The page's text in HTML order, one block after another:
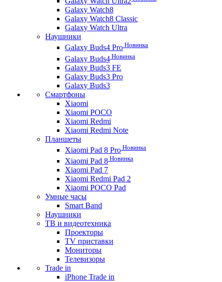
Galaxy Watch8
Galaxy Watch8 Classic
Galaxy Watch Ultra
Наушники
Galaxy Buds4 Pro Новинка
Galaxy Buds4 Новинка
Galaxy Buds3 FE
Galaxy Buds3 Pro
Galaxy Buds3
Смартфоны
Xiaomi
Xiaomi POCO
Xiaomi Redmi
Xiaomi Redmi Note
Планшеты
Xiaomi Pad 8 Pro Новинка
Xiaomi Pad 8 Новинка
Xiaomi Pad 7
Xiaomi Redmi Pad 2
Xiaomi POCO Pad
Умные часы
Smart Band
Наушники
ТВ и видеотехника
Проекторы
TV приставки
Мониторы
Телевизоры
Trade in
iPhone Trade in